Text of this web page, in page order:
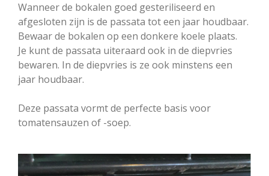
Wanneer de bokalen goed gesteriliseerd en
afgesloten zijn is de passata tot een jaar houdbaar.
Bewaar de bokalen op een donkere koele plaats.
Je kunt de passata uiteraard ook in de diepvries
bewaren. In de diepvries is ze ook minstens een
jaar houdbaar.
Deze passata vormt de perfecte basis voor
tomatensauzen of -soep.